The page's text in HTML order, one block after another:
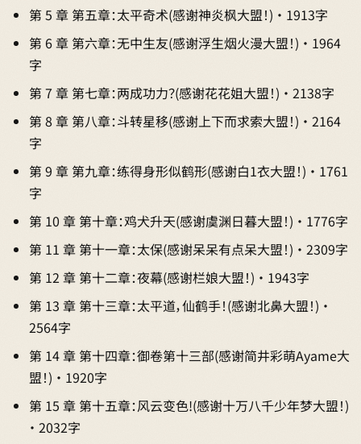
第 5 章 第五章：太平奇术(感谢神炎枫大盟！) · 1913字
第 6 章 第六章：无中生友(感谢浮生烟火漫大盟！) · 1964
字
第 7 章 第七章：两成功力？(感谢花花姐大盟！) · 2138字
第 8 章 第八章：斗转星移(感谢上下而求索大盟！) · 2164
字
第 9 章 第九章：练得身形似鹤形(感谢白1衣大盟！) · 1761
字
第 10 章 第十章：鸡犬升天(感谢虞渊日暮大盟！) · 1776字
第 11 章 第十一章：太保(感谢呆呆有点呆大盟！) · 2309字
第 12 章 第十二章：夜幕(感谢栏娘大盟！) · 1943字
第 13 章 第十三章：太平道，仙鹤手！(感谢北鼻大盟！) ·
2564字
第 14 章 第十四章：御卷第十三部(感谢简井彩萌Ayame大
盟！) · 1920字
第 15 章 第十五章：风云变色!(感谢十万八千少年梦大盟！)
· 2032字